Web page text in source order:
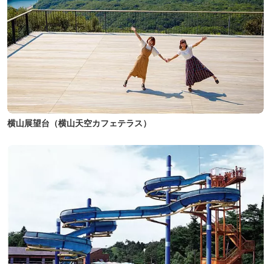
横山展望台（横山天空カフェテラス）